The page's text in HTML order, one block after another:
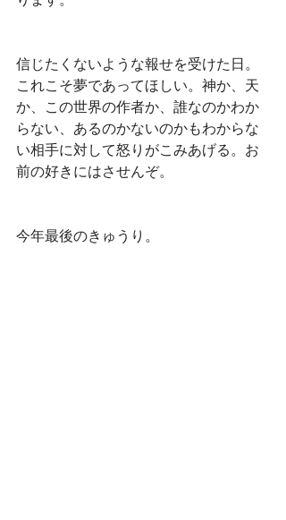
信じたくないような報せを受けた日。
これこそ夢であってほしい。神か、天
か、この世界の作者か、誰なのかわか
らない、あるのかないのかもわからな
い相手に対して怒りがこみあげる。お
前の好きにはさせんぞ。
今年最後のきゅうり。